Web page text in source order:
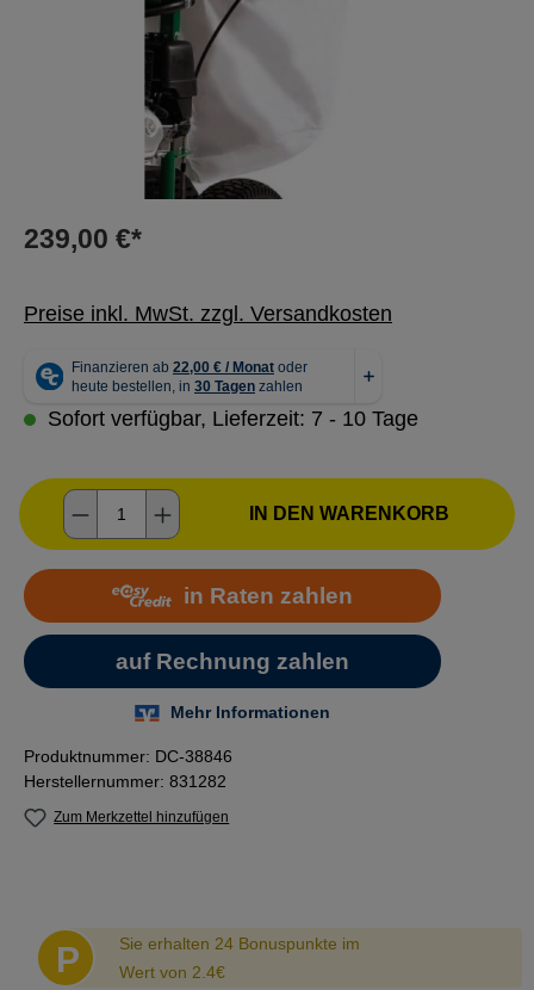
239,00 €*
Preise inkl. MwSt. zzgl. Versandkosten
Sofort verfügbar, Lieferzeit: 7 - 10 Tage
Produkt Anzahl: Gib den gewünschten
IN DEN WARENKORB
Produktnummer: DC-38846
Herstellernummer: 831282
Zum Merkzettel hinzufügen
P
Sie erhalten 24 Bonuspunkte im
Wert von 2.4€